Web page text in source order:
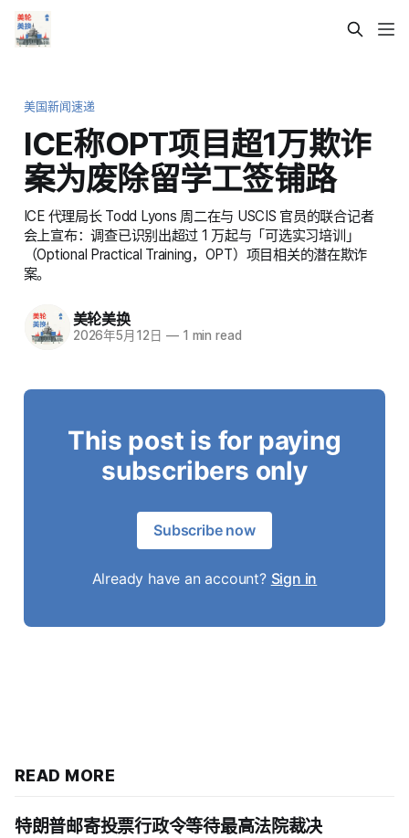
美国新闻速递
ICE称OPT项目超1万欺诈
案为废除留学工签铺路
ICE 代理局长 Todd Lyons 周二在与 USCIS 官员的联合记者
会上宣布：调查已识别出超过 1 万起与「可选实习培训」
（Optional Practical Training，OPT）项目相关的潜在欺诈
案。
美轮美换
2026年5月12日 —1 min read
This post is for paying
subscribers only
Subscribe now
Already have an account? Sign in
READ MORE
特朗普邮寄投票行政令等待最高法院裁决